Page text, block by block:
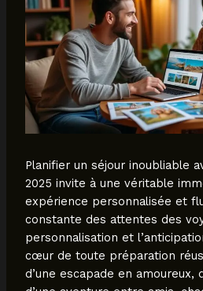
Planifier un séjour inoubliable
2025 invite à une véritable
expérience personnalisée et
constante des attentes des
personnalisation et
cœur de toute préparation
d’une escapade en amoureux,